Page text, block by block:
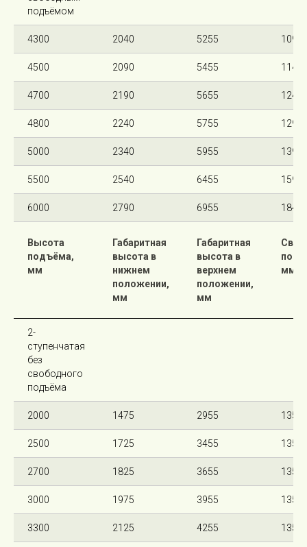
подъёмом
4300 2040 5255 1095
4500 2090 5455 1145
4700 2190 5655 1245
4800 2240 5755 1295
5000 2340 5955 1395
5500 2540 6455 1595
6000 2790 6955 1845
Высота
подъёма,
мм
Габаритная
высота в
нижнем
положении,
мм
Габаритная
высота в
верхнем
положении,
мм
мм
2-
ступенчатая
без
свободного
подъёма
2000 1475 2955 135
2500 1725 3455 135
2700 1825 3655 135
3000 1975 3955 135
3300 2125 4255 135